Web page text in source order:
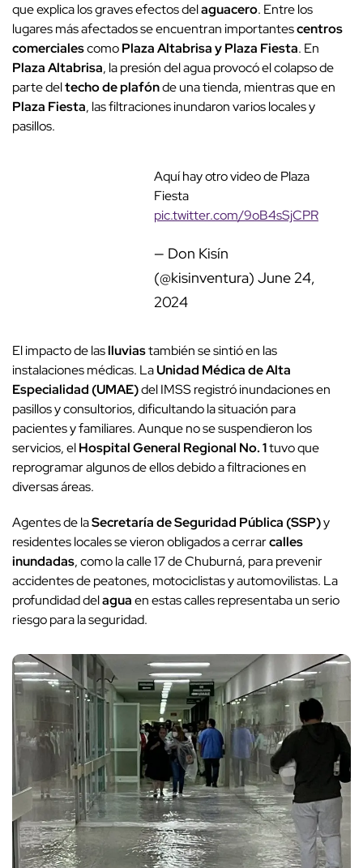
que explica los graves efectos delaguacero. Entre los
lugares más afectados se encuentran importantescentros
comercialescomoPlaza Altabrisa y Plaza Fiesta. En
Plaza Altabrisa, la presión del agua provocó el colapso de
parte deltecho de plafónde una tienda, mientras que en
Plaza Fiesta, las filtraciones inundaron varios locales y
pasillos.
Aquí hay otro video de Plaza Fiesta
pic.twitter.com/9oB4sSjCPR
también se sintió en las
Especialidad (UMAE)del IMSS registró inundaciones en
pasillos y consultorios, dificultando la situación para
pacientes y familiares. Aunque no se suspendieron los
servicios, elHospital General Regional No. 1tuvo que
reprogramar algunos de ellos debido a filtraciones en
diversas áreas.
Agentes de la Secretaría de Seguridad Pública (SSP)
inundadas, como la calle 17 de Chuburná, para prevenir
accidentes de peatones, motociclistas y automovilistas. La
profundidad delaguaen estas calles representaba un serio
riesgo para la seguridad.